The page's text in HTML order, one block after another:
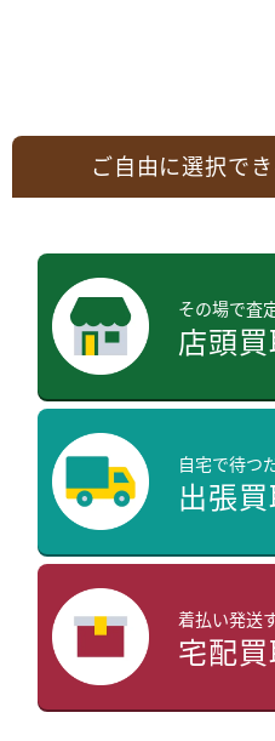
ご自由に選択で
その場で査
店頭買
自宅で待つ
出張
着払い発送
宅配買